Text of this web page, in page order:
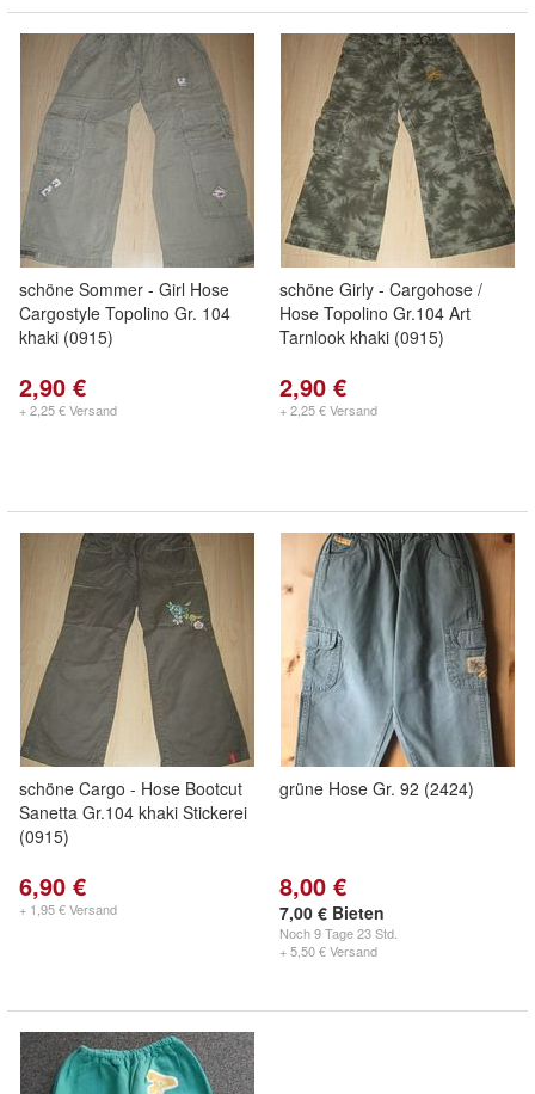
schöne Sommer - Girl Hose
Cargostyle Topolino Gr. 104
khaki (0915)
2,90 €
+ 2,25 € Versand
schöne Girly - Cargohose /
Hose Topolino Gr.104 Art
Tarnlook khaki (0915)
2,90 €
+ 2,25 € Versand
schöne Cargo - Hose Bootcut
Sanetta Gr.104 khaki Stickerei
(0915)
6,90 €
+ 1,95 € Versand
grüne Hose Gr. 92 (2424)
8,00 €
7,00 € Bieten
Noch9 Tage 23 Std.
+ 5,50 € Versand